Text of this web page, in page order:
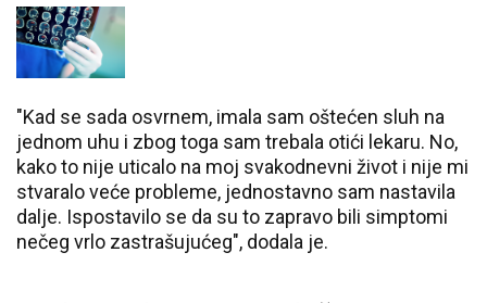
"Kad se sada osvrnem, imala sam oštećen sluh na
jednom uhu i zbog toga sam trebala otići lekaru. No,
kako to nije uticalo na moj svakodnevni život i nije mi
stvaralo veće probleme, jednostavno sam nastavila
dalje. Ispostavilo se da su to zapravo bili simptomi
nečeg vrlo zastrašujućeg", dodala je.